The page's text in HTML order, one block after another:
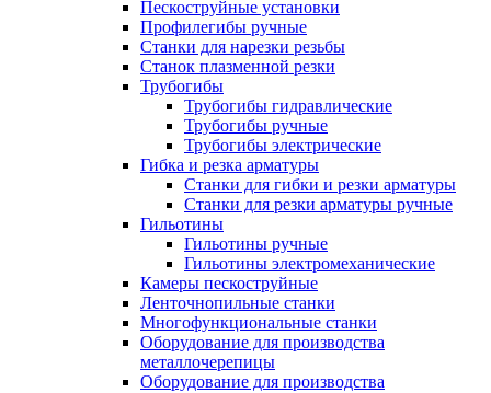
Пескоструйные установки
Профилегибы ручные
Станки для нарезки резьбы
Станок плазменной резки
Трубогибы
Трубогибы гидравлические
Трубогибы ручные
Трубогибы электрические
Гибка и резка арматуры
Станки для гибки и резки арматуры
Станки для резки арматуры ручные
Гильотины
Гильотины ручные
Гильотины электромеханические
Камеры пескоструйные
Ленточнопильные станки
Многофункциональные станки
Оборудование для производства
металлочерепицы
Оборудование для производства